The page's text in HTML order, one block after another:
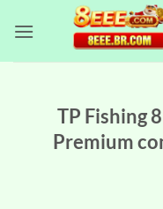
TP Fishing
Premium